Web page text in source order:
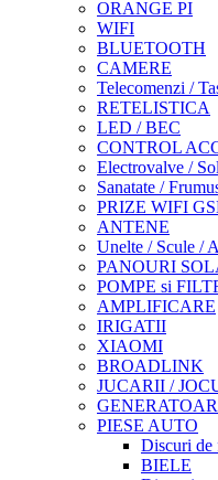
ORANGE PI
WIFI
BLUETOOTH
CAMERE
Telecomenzi /
RETELISTICA
LED / BEC
CONTROL
Electrovalve /
Sanatate /
PRIZE WIFI
ANTENE
Unelte / Scule /
PANOURI
POMPE si
AMPLIFICARE
IRIGATII
XIAOMI
BROADLINK
JUCARII /
PIESE AUTO
Discuri de
BIELE